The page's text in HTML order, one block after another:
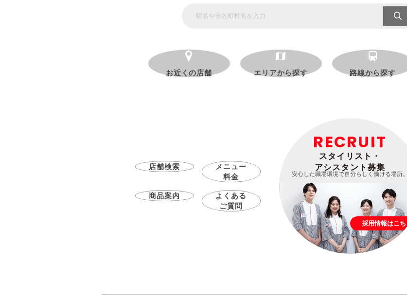
お近くの店舗 エリアから探す 路線から探す
店舗検索
メニュー
料金
商品案内
よくある
ご質問
RECRUIT
スタイリスト・
アシスタント募集
安心した職場環境で自分らしく働ける場所。
採用情報はこち